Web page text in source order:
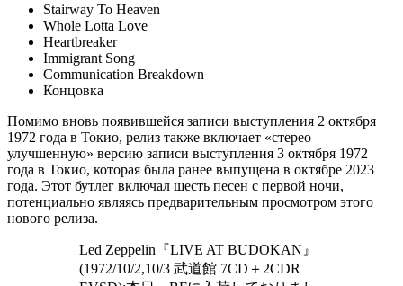
Stairway To Heaven
Whole Lotta Love
Heartbreaker
Immigrant Song
Communication Breakdown
Концовка
Помимо вновь появившейся записи выступления 2 октября
1972 года в Токио, релиз также включает «стерео
улучшенную» версию записи выступления 3 октября 1972
года в Токио, которая была ранее выпущена в октябре 2023
года. Этот бутлег включал шесть песен с первой ночи,
потенциально являясь предварительным просмотром этого
нового релиза.
Led Zeppelin『LIVE AT BUDOKAN』
(1972/10/2,10/3 武道館 7CD＋2CDR